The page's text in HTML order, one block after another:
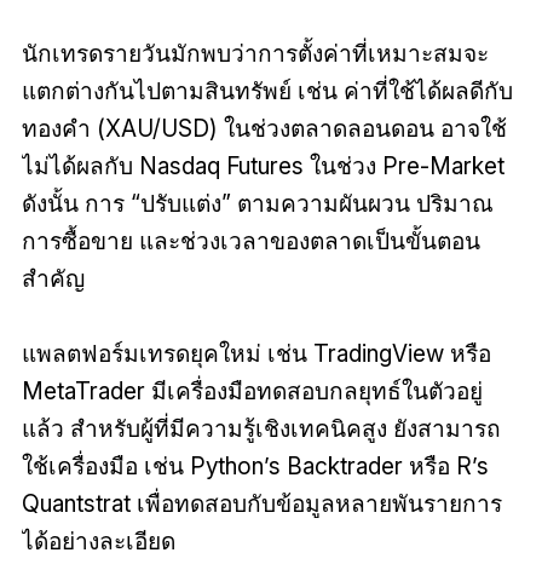
นักเทรดรายวันมักพบว่าการตั้งค่าที่เหมาะสมจะ
แตกต่างกันไปตามสินทรัพย์ เช่น ค่าที่ใช้ได้ผลดีกับ
ทองคำ (XAU/USD) ในช่วงตลาดลอนดอน อาจใช้
ไม่ได้ผลกับ Nasdaq Futures ในช่วง Pre-Market
ดังนั้น การ “ปรับแต่ง” ตามความผันผวน ปริมาณ
การซื้อขาย และช่วงเวลาของตลาดเป็นขั้นตอน
สำคัญ
แพลตฟอร์มเทรดยุคใหม่ เช่น TradingView หรือ
MetaTrader มีเครื่องมือทดสอบกลยุทธ์ในตัวอยู่
แล้ว สำหรับผู้ที่มีความรู้เชิงเทคนิคสูง ยังสามารถ
ใช้เครื่องมือ เช่น Python’s Backtrader หรือ R’s
Quantstrat เพื่อทดสอบกับข้อมูลหลายพันรายการ
ได้อย่างละเอียด